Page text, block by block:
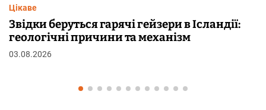
Цікаве
Чому від переляку з’являються мурашки
шкірі: фізіологія пілоерекції
29.07.2026